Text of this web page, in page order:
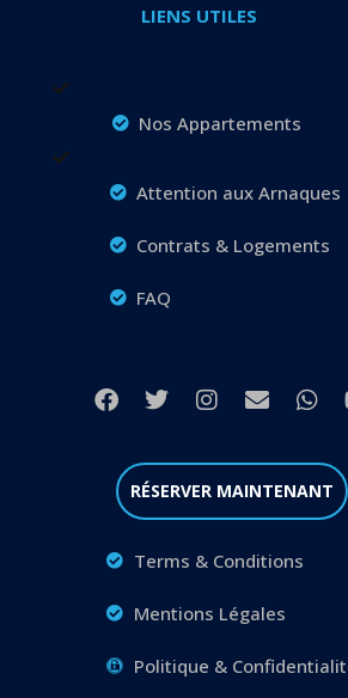
LIENS UTILES
Nos Appartements
Attention aux Arnaques
Contrats & Logements
FAQ
RÉSERVER MAINTENANT
Terms & Conditions
Mentions Légales
Politique &